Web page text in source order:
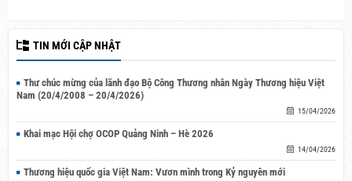
TIN MỚI CẬP NHẬT
Thư chúc mừng của lãnh đạo Bộ Công Thương nhân Ngày Thương hiệu Việt
Nam (20/4/2008 – 20/4/2026)
15/04/2026
Khai mạc Hội chợ OCOP Quảng Ninh – Hè 2026
14/04/2026
Thương hiệu quốc gia Việt Nam: Vươn mình trong Kỷ nguyên mới